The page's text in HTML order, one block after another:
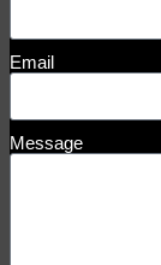
Email
Message